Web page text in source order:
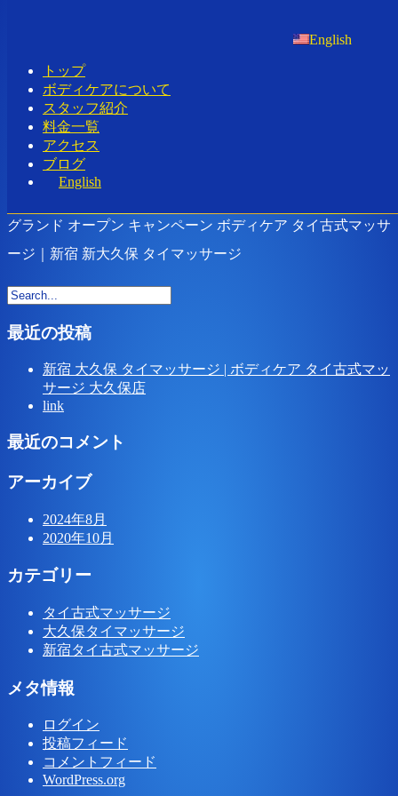
English
Toggle navigation
トップ
ボディケアについて
スタッフ紹介
料金一覧
アクセス
ブログ
English
グランド オープン キャンペーン ボディケア タイ古式マッサ
ージ｜新宿 新大久保 タイマッサージ
最近の投稿
新宿 大久保 タイマッサージ | ボディケア タイ古式マッ
サージ 大久保店
link
最近のコメント
アーカイブ
2024年8月
2020年10月
カテゴリー
タイ古式マッサージ
大久保タイマッサージ
新宿タイ古式マッサージ
メタ情報
ログイン
投稿フィード
コメントフィード
WordPress.org